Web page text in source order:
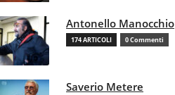
Antonello Manocchio
174 ARTICOLI 0 Commenti
Saverio Metere